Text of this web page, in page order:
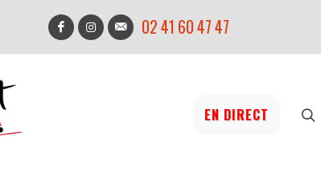
02 41 60 47 47
EN DIRECT